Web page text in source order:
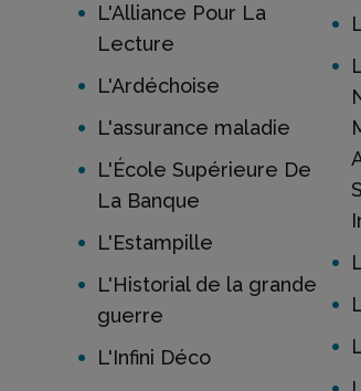
L'Alliance Pour La
Lecture
L'Ardéchoise
L'assurance maladie
L'École Supérieure De
La Banque
L'Estampille
L'Historial de la grande
guerre
L'Infini Déco